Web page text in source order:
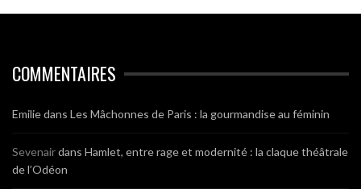
COMMENTAIRES
Emiliedans Les Mâchonnes de Paris : la gourmandise au féminin
Sevenairdans Hamlet, entre rage et modernité : la claque théâtrale
de l’Odéon